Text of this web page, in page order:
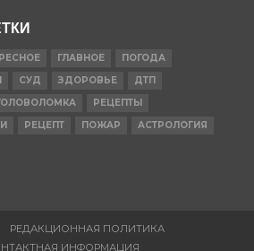
ГЛАВНОЕ
ПОГОДА
СУД ЗДОРОВЬЕ
ДТП
РЕЦЕПТЫ
РЕЦЕПТ ПОЖАР
АСТРОЛОГИЯ
РЕДАКЦИОННАЯ ПОЛИТИКА
ИНФОРМАЦИЯ